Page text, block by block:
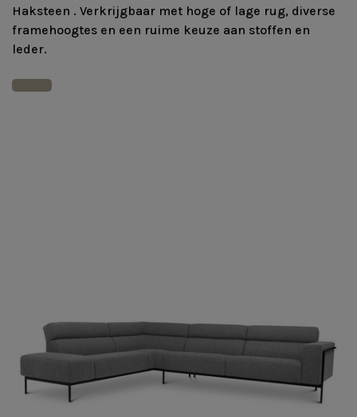
Haksteen . Verkrijgbaar met hoge of lage rug, diverse
framehoogtes en een ruime keuze aan stoffen en
leder.